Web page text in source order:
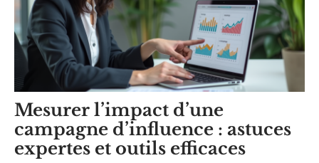
Mesurer l’impact d’une
campagne d’influence : astuces
expertes et outils efficaces